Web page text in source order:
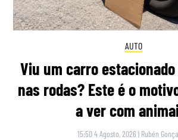
AUTO
Viu um carro
nas rodas? Este é o
a ver com
15:50 4 Agosto, 2026 | Rubén